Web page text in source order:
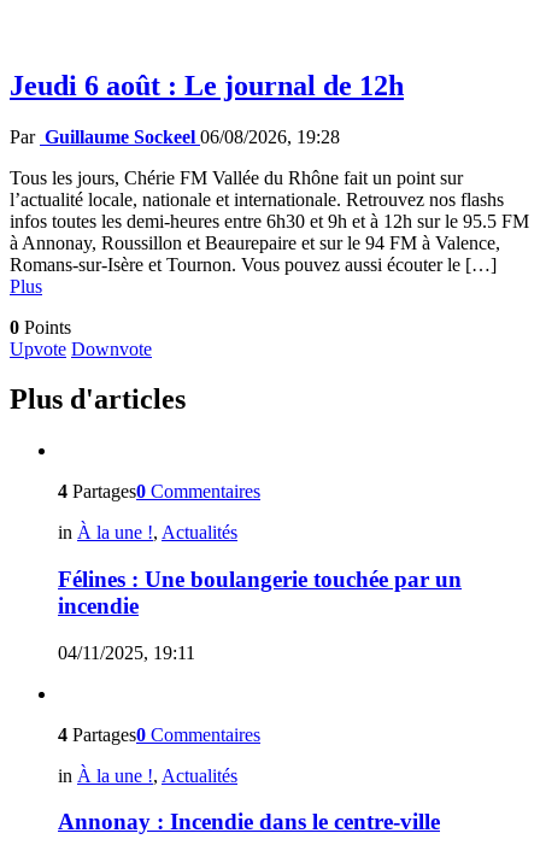
Jeudi 6 août : Le journal de 12h
Par Guillaume Sockeel 06/08/2026, 19:28
Tous les jours, Chérie FM Vallée du Rhône fait un point sur
l’actualité locale, nationale et internationale. Retrouvez nos flashs
infos toutes les demi-heures entre 6h30 et 9h et à 12h sur le 95.5 FM
à Annonay, Roussillon et Beaurepaire et sur le 94 FM à Valence,
Romans-sur-Isère et Tournon. Vous pouvez aussi écouter le […]
Plus
0 Points
Upvote Downvote
Plus d'articles
4 Partages0 Commentaires
in À la une !, Actualités
Félines : Une boulangerie touchée par un
incendie
04/11/2025, 19:11
4 Partages0 Commentaires
in À la une !, Actualités
Annonay : Incendie dans le centre-ville